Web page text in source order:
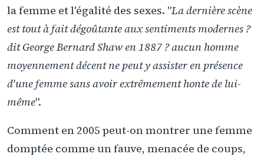
la femme et l'égalité des sexes. "La dernière scène
est tout à fait dégoûtante aux sentiments modernes ?
dit George Bernard Shaw en 1887 ? aucun homme
moyennement décent ne peut y assister en présence
d'une femme sans avoir extrêmement honte de lui-
même".
Comment en 2005 peut-on montrer une femme
domptée comme un fauve, menacée de coups,